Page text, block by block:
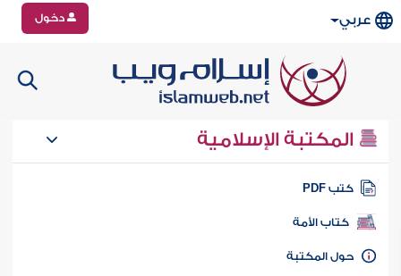
عربي دخول
المكتبة الإسلامية
كتب PDF
كتاب الأمة